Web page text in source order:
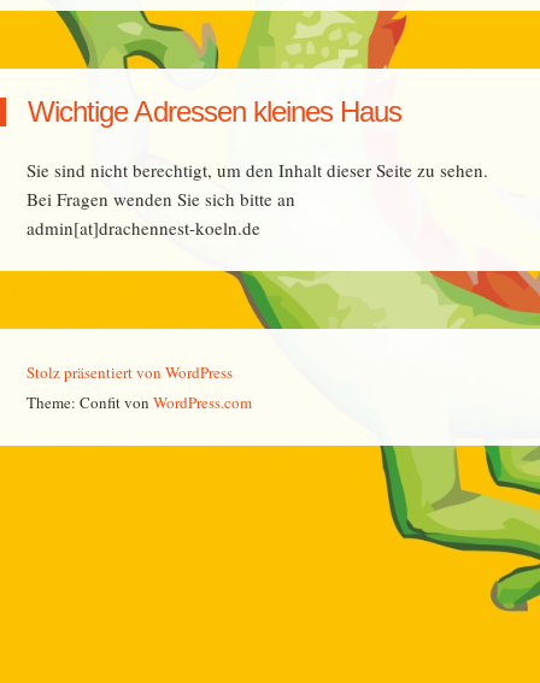
Wichtige Adressen kleines Haus
Sie sind nicht berechtigt, um den Inhalt dieser Seite zu sehen.
Bei Fragen wenden Sie sich bitte an
admin[at]drachennest-koeln.de
Stolz präsentiert von WordPress
Theme: Confit von WordPress.com